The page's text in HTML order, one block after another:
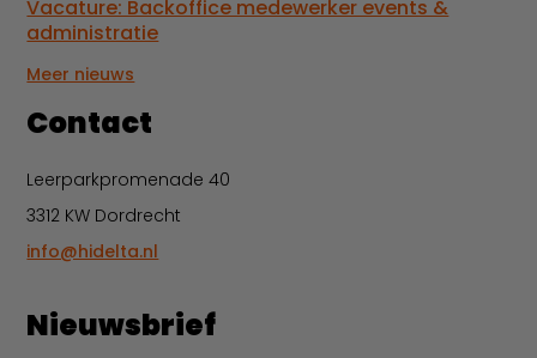
Vacature: Backoffice medewerker events &
administratie
Meer nieuws
Contact
Leerparkpromenade 40
3312 KW Dordrecht
info@hidelta.nl
Nieuwsbrief